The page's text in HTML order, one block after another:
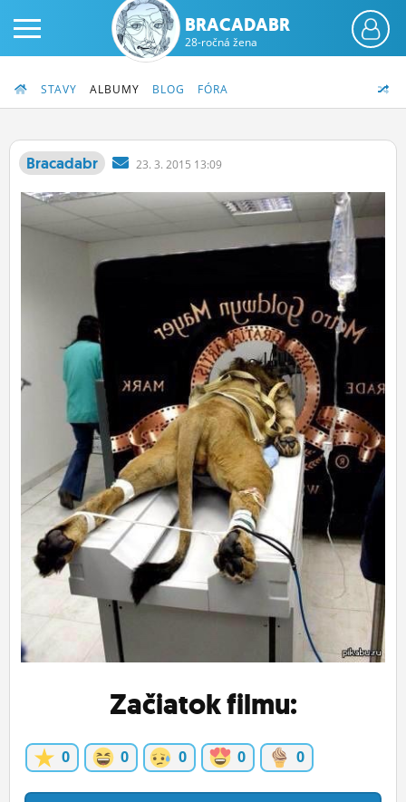
PRIHLÁS SA
ČINŽIAK
STATUSY
BLOGY
OBRÁZKY
ĽUDIA
MÔJ PROFIL
NASTAVENIA
ROLETA
BRACADABR
28-ročná žena
STAVY ALBUMY BLOG FÓRA
Bracadabr 23. 3. 2015 13:09
Začiatok filmu:
0 0 0 0 0